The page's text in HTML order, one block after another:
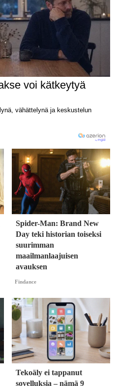
Spider-Man: Brand New
Day teki historian toiseksi
suurimman
maailmanlaajuisen
avauksen
Findance
Tekoäly ei tappanut
sovelluksia – nämä 9